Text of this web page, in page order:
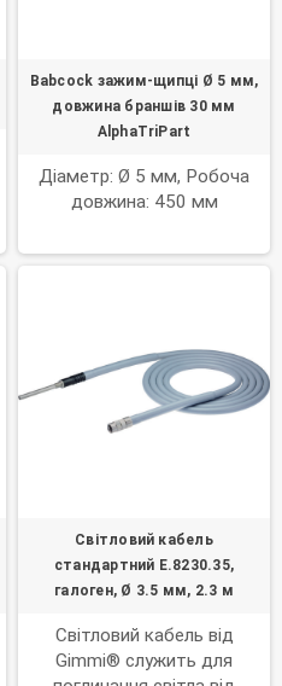
Babcock зажим-щипці Ø 5 мм,
довжина браншів 30 мм
AlphaTriPart
Діаметр: Ø 5 мм, Робоча
довжина: 450 мм
Світловий кабель
стандартний E.8230.35,
галоген, Ø 3.5 мм, 2.3 м
Світловий кабель від
Gimmi® служить для